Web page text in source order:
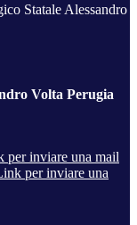
Statale Alessandro
Volta Perugia
per inviare una mail
per inviare una